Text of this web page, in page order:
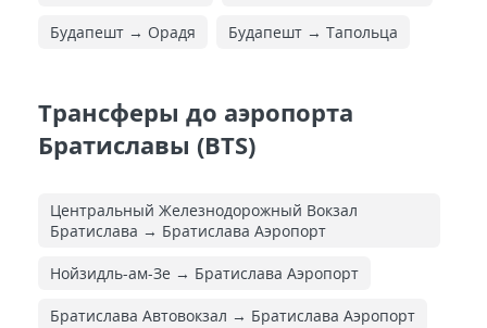
Будапешт → Орадя Будапешт → Тапольца
Трансферы до аэропорта
Братиславы (BTS)
Центральный Железнодорожный Вокзал
Братислава → Братислава Аэропорт
Нойзидль-ам-Зе → Братислава Аэропорт
Братислава Автовокзал → Братислава Аэропорт